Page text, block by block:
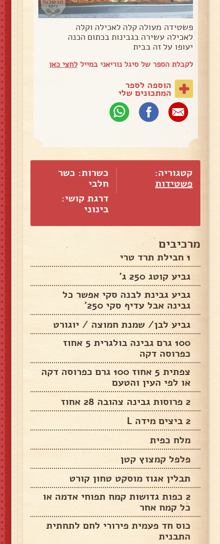
פשטידה מעולה קלה לאכילה וקלה
לאכילה עשירה בגבינות בכתום הכנה
יעופו על זה בבית
לקבלת הספר של סיגל נוריאני במייללחצי כאן
הוספה לספר
המתכונים שלי
קטגוריה:
פשטידות
כשרות: כשר
חלבי
דרגת קושי:
בינוני
מרכיבים
1 חבילת תרד טרי
גביע קוטג 250 ג'
גביע גבינת לבנה סקי אפשר כל
גבינה אבל עדיף סקי 250'
גביע לבן/ שמנת חמוצה / יוגורט
100 גרם גבינה בולגרית 5 אחוז
כפרוסה דקה
צפתית 5 אחוז 100 גרם כפרוסה דקה
או לפי העין והטעם
2 פרוסות גבינה צהובה 28 אחוז
2 ביצים מידה L
מלח כפית
פלפל קמצוץ קטן
תבלין אגוז מוסקט טחון קורט
2 כפות גדושות קמח תפוחי אדמה או
כל קמח אחר
כוס חד פעמית פירורי לחם לתחתית
התבנית